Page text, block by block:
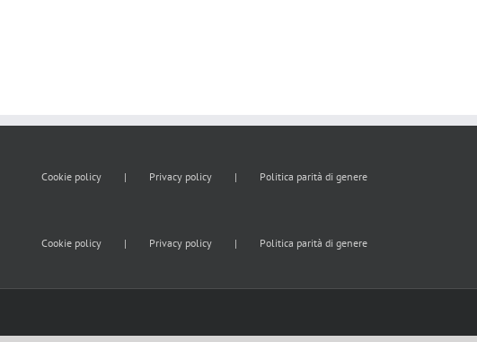
Cookie policy Privacy policy Politica parità di genere
Cookie policy Privacy policy Politica parità di genere